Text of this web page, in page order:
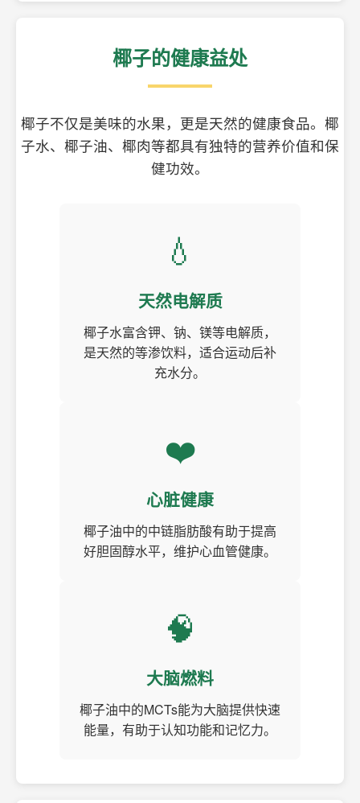
椰子的健康益处
椰子不仅是美味的水果，更是天然的健康食品。椰
子水、椰子油、椰肉等都具有独特的营养价值和保
健功效。
💧
天然电解质
椰子水富含钾、钠、镁等电解质，
是天然的等渗饮料，适合运动后补
充水分。
❤️
心脏健康
椰子油中的中链脂肪酸有助于提高
好胆固醇水平，维护心血管健康。
🧠
大脑燃料
椰子油中的MCTs能为大脑提供快速
能量，有助于认知功能和记忆力。